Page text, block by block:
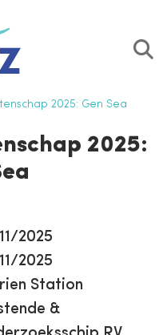
2025: Gen Sea
2025:
2025
2025
Station
&